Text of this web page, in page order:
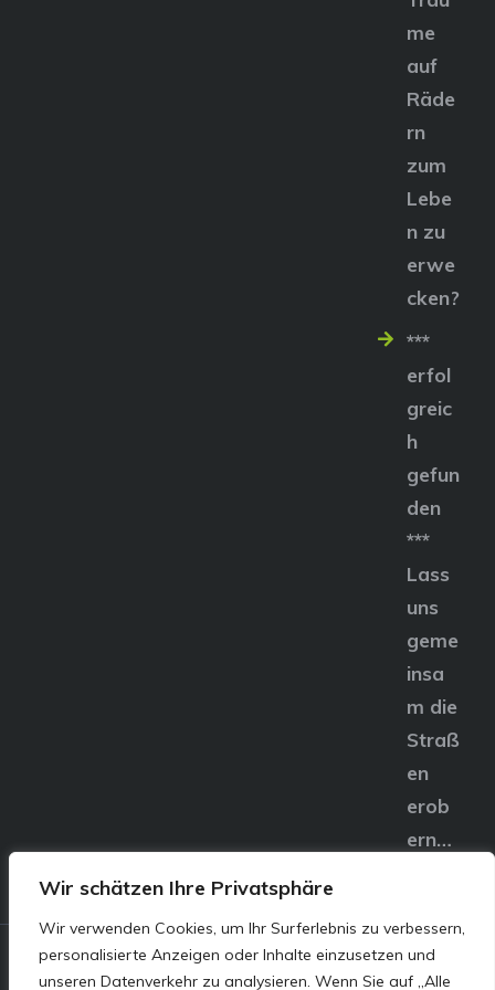
Wir schätzen Ihre Privatsphäre
Wir verwenden Cookies, um Ihr Surferlebnis zu verbessern,
personalisierte Anzeigen oder Inhalte einzusetzen und
unseren Datenverkehr zu analysieren. Wenn Sie auf „Alle
me
auf
Räde
rn
zum
Lebe
n zu
erwe
cken?
***
erfol
greic
h
gefun
den
***
Lass
uns
geme
insa
m die
Straß
en
erob
ern…
© E&S Motors GmbH,